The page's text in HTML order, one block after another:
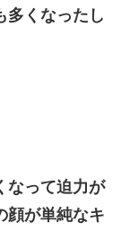
多くなったし
なって迫力が
顔が単純なキ